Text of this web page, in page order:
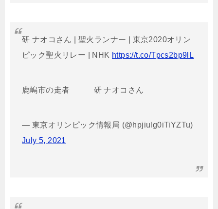
研 ナオコさん | 聖火ランナー | 東京2020オリン
ピック聖火リレー | NHK https://t.co/Tpcs2bp9lL
鹿嶋市の走者 研 ナオコさん
— 東京オリンピック情報局 (@hpjiulg0iTiYZTu)
July 5, 2021